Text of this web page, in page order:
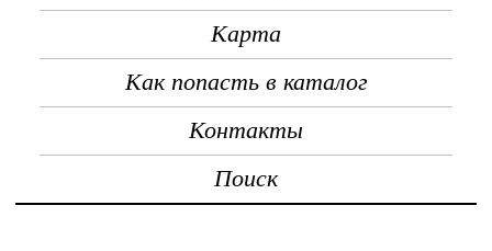
Карта
Как попасть в каталог
Контакты
Поиск